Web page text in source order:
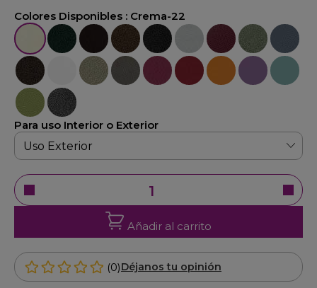
Colores Disponibles : Crema-22
Crema-22Verde-23Marrón-25
Oxido-26Negro-27Plata-29Burdeos-30
Verde-32Azúl-33
Bronce-34Blanco-36
Cava-38Natural-48
Fucsia-40Rojo-47Naranja-49Violeta-42
Azúl-52
Verde-45
Gris-21
Para uso Interior o Exterior
Añadir al carrito
(0)Déjanos tu opinión